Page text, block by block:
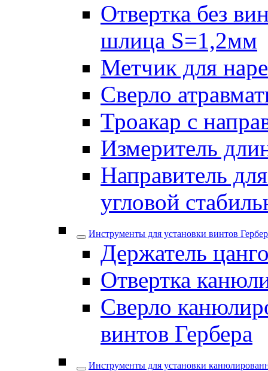
Отвертка без
шлица S=1,2мм
Метчик для
Сверло
Троакар с
Измеритель
Направитель
угловой
Инструменты для установки винтов
Держатель
Отвертка
Сверло
винтов Гербера
Инструменты для установки